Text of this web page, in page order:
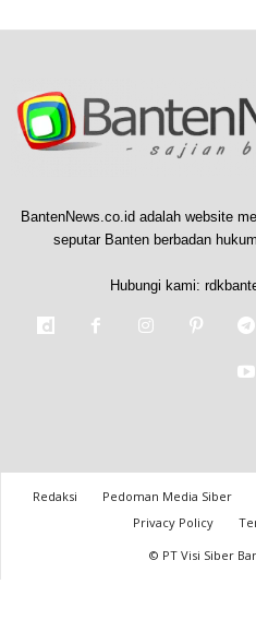
BantenNews.co.id adalah website
seputar Banten berbadan
Hubungi kami:
Redaksi Pedoman Media Siber
Privacy Policy
© PT Visi Siber